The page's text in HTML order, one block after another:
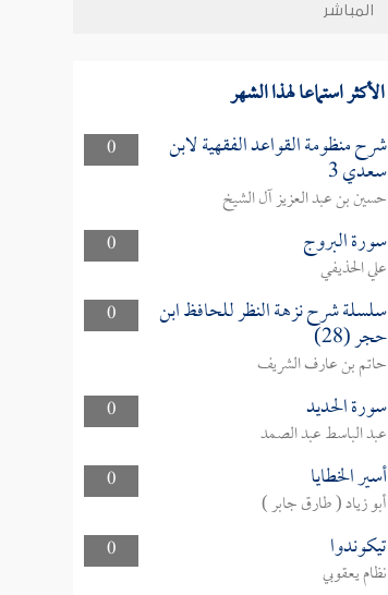
المباشر
الأكثر استماعا لهذا الشهر
0 شرح منظومة القواعد الفقهية لابن
سعدي 3
حسين بن عبد العزيز آل الشيخ
0
سورة البروج
علي الحذيفي
0
سلسلة شرح نزهة النظر للحافظ ابن
حجر (28)
حاتم بن عارف الشريف
0
سورة الحديد
عبد الباسط عبد الصمد
0
أسير الخطايا
أبو زياد ( طارق جابر )
0
تيكوندوا
نظام يعقوبي